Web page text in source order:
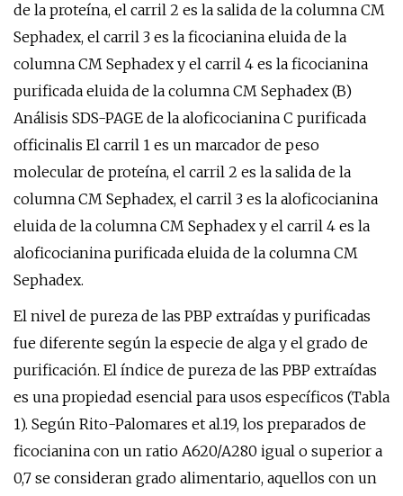
de la proteína, el carril 2 es la salida de la columna CM
Sephadex, el carril 3 es la ficocianina eluida de la
columna CM Sephadex y el carril 4 es la ficocianina
purificada eluida de la columna CM Sephadex (B)
Análisis SDS-PAGE de la aloficocianina C purificada
officinalis El carril 1 es un marcador de peso
molecular de proteína, el carril 2 es la salida de la
columna CM Sephadex, el carril 3 es la aloficocianina
eluida de la columna CM Sephadex y el carril 4 es la
aloficocianina purificada eluida de la columna CM
Sephadex.
El nivel de pureza de las PBP extraídas y purificadas
fue diferente según la especie de alga y el grado de
purificación. El índice de pureza de las PBP extraídas
es una propiedad esencial para usos específicos (Tabla
1). Según Rito-Palomares et al.19, los preparados de
ficocianina con un ratio A620/A280 igual o superior a
0,7 se consideran grado alimentario, aquellos con un